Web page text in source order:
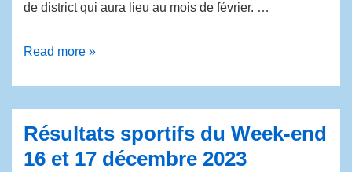
de district qui aura lieu au mois de février. …
Read more »
Résultats sportifs du Week-end
16 et 17 décembre 2023